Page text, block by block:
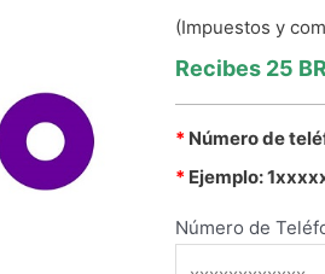
(Impuestos y
Recibes 25
* Número de
* Ejemplo:
Número de